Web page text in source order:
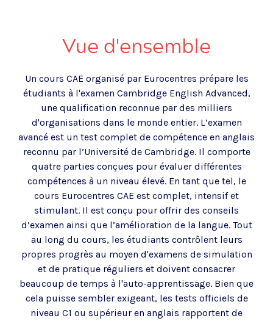
Vue d'ensemble
Un cours CAE organisé par Eurocentres prépare les
étudiants à l'examen Cambridge English Advanced,
une qualification reconnue par des milliers
d'organisations dans le monde entier. L’examen
avancé est un test complet de compétence en anglais
reconnu par l’Université de Cambridge. Il comporte
quatre parties conçues pour évaluer différentes
compétences à un niveau élevé. En tant que tel, le
cours Eurocentres CAE est complet, intensif et
stimulant. Il est conçu pour offrir des conseils
d’examen ainsi que l’amélioration de la langue. Tout
au long du cours, les étudiants contrôlent leurs
propres progrès au moyen d'examens de simulation
et de pratique réguliers et doivent consacrer
beaucoup de temps à l'auto-apprentissage. Bien que
cela puisse sembler exigeant, les tests officiels de
niveau C1 ou supérieur en anglais rapportent de